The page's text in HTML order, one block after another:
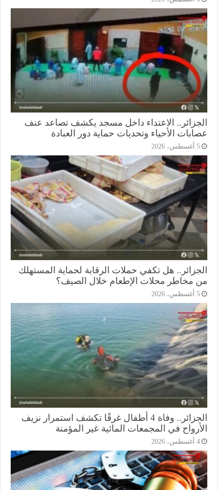
الاعتداء داخل مسجد يكشف تصاعد عنف
الأحياء وتحديات حماية دور العبادة
هل تكفي حملات الرقابة لحماية المستهلك
مخاطر محلات الإطعام خلال الصيف؟
الجزائر.. وفاة 4 أطفال غرقًا تكشف استمرار نزيف
في المجمعات المائية غير المؤمنة